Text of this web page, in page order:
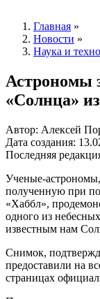
Главная »
Новости »
Наука и
Астрономы
«Солнца»
Автор: Алексей
Дата создания:
Последняя
Ученые-
полученную при
«Хаббл»,
одного из
известным нам
Снимок,
предоставили на
страницах